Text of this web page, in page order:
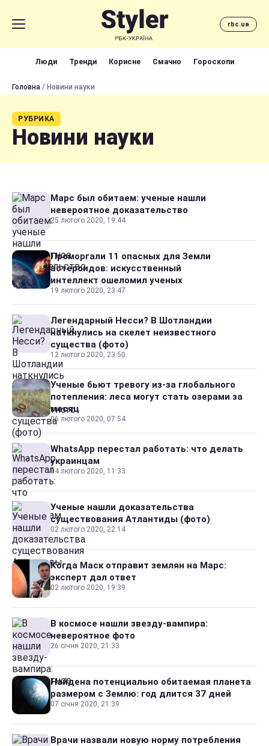
rbc.ua
Люди Тренди Корисне Смачно Гороскопи
Головна / Новини науки
РУБРИКА
Новини науки
Марс был обитаем: ученые нашли
невероятное доказательство
25 лютого 2020, 19:44
Проморгали 11 опасных для Земли
астероидов: искусственный
интеллект ошеломил ученых
19 лютого 2020, 23:47
Легендарный Несси? В Шотландии
наткнулись на скелет неизвестного
существа (фото)
12 лютого 2020, 23:50
Ученые бьют тревогу из-за глобального
потепления: леса могут стать озерами за
месяц
06 лютого 2020, 07:54
WhatsApp перестал работать: что делать
украинцам
04 лютого 2020, 11:33
Ученые нашли доказательства
существования Атлантиды (фото)
02 лютого 2020, 22:14
Когда Маск отправит землян на Марс:
эксперт дал ответ
02 лютого 2020, 19:39
В космосе нашли звезду-вампира:
невероятное фото
26 січня 2020, 21:33
Найдена потенциально обитаемая планета
размером с Землю: год длится 37 дней
07 січня 2020, 21:39
Врачи назвали новую норму потребления